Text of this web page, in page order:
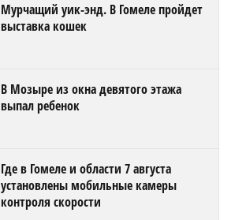
Мурчащий уик-энд. В Гомеле пройдет
выставка кошек
В Мозыре из окна девятого этажа
выпал ребенок
Где в Гомеле и области 7 августа
установлены мобильные камеры
контроля скорости